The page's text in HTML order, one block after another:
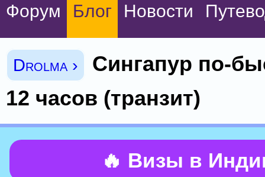
Форум Блог Новости
Drolma ›
Сингапур по-
12 часов (транзит)
🔥 Визы в